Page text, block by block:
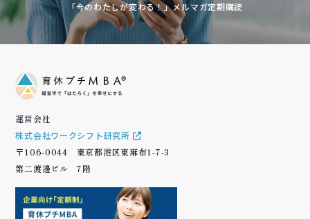
「今のわたしが変わる！」メルマガ定期購読
運営会社
株式会社ワークシフト研究所
〒106-0044 東京都港区東麻布1-7-3
第二渡邊ビル 7階